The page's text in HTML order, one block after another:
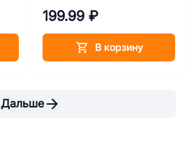
199.99 ₽
В корзину
Дальше